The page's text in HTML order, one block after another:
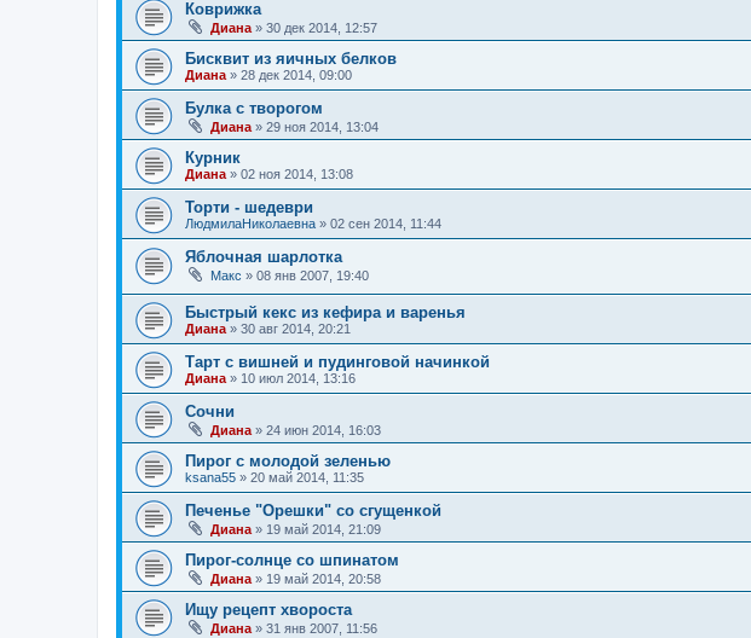
Коврижка
Диана » 30 дек 2014, 12:57
Бисквит из яичных белков
Диана » 28 дек 2014, 09:00
Булка с творогом
Диана » 29 ноя 2014, 13:04
Курник
Диана » 02 ноя 2014, 13:08
Торти - шедеври
ЛюдмилаНиколаевна » 02 сен 2014, 11:44
Яблочная шарлотка
Макс » 08 янв 2007, 19:40
Быстрый кекс из кефира и варенья
Диана» 30 авг 2014, 20:21
Тарт с вишней и пудинговой начинкой
Диана» 10 июл 2014, 13:16
Сочни
Диана» 24 июн 2014, 16:03
Пирог с молодой зеленью
ksana55 » 20 май 2014, 11:35
Печенье "Орешки" со сгущенкой
Диана» 19 май 2014, 21:09
Пирог-солнце со шпинатом
Диана» 19 май 2014, 20:58
Ищу рецепт хвороста
Диана» 31 янв 2007, 11:56